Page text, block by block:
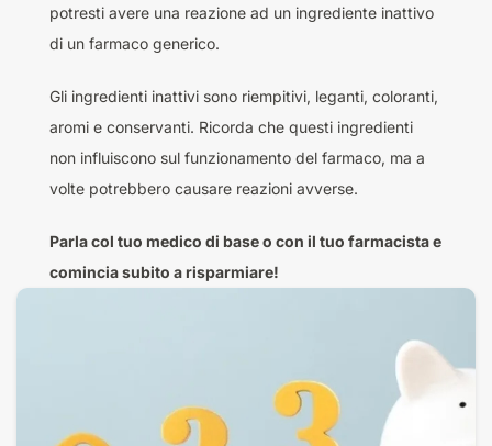
potresti avere una reazione ad un ingrediente inattivo
di un farmaco generico.
Gli ingredienti inattivi sono riempitivi, leganti, coloranti,
aromi e conservanti. Ricorda che questi ingredienti
non influiscono sul funzionamento del farmaco, ma a
volte potrebbero causare reazioni avverse.
Parla col tuo medico di base o con il tuo farmacista e
comincia subito a risparmiare!